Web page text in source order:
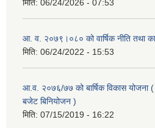
मिति: 06/24/2026 - 07:53
आ. व. २०७९।०८० को वार्षिक नीति तथा
मिति: 06/24/2022 - 15:53
आ.व. २०७६/७७ को बार्षिक विकास योजना (
बजेट बिनियोजन )
मिति: 07/15/2019 - 16:22